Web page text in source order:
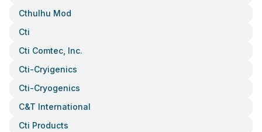
Cthulhu Mod
Cti
Cti Comtec, Inc.
Cti-Cryigenics
Cti-Cryogenics
C&t International
Cti Products